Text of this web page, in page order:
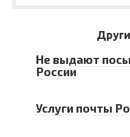
Не выдают
России
Услуги почты